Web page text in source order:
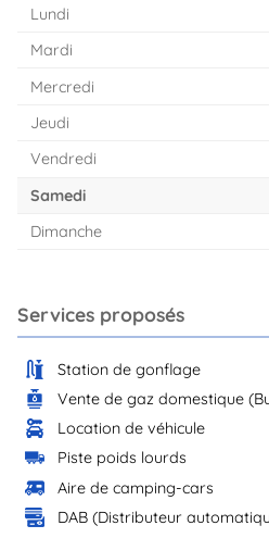
Lundi
Mardi
Mercredi
Jeudi
Vendredi
Samedi
Dimanche
Services proposés
Station de gonflage
Vente de gaz domestique
Location de véhicule
Piste poids lourds
Aire de camping-cars
DAB (Distributeur